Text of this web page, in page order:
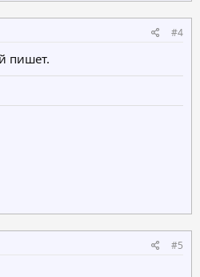
#4
пишет.
#5